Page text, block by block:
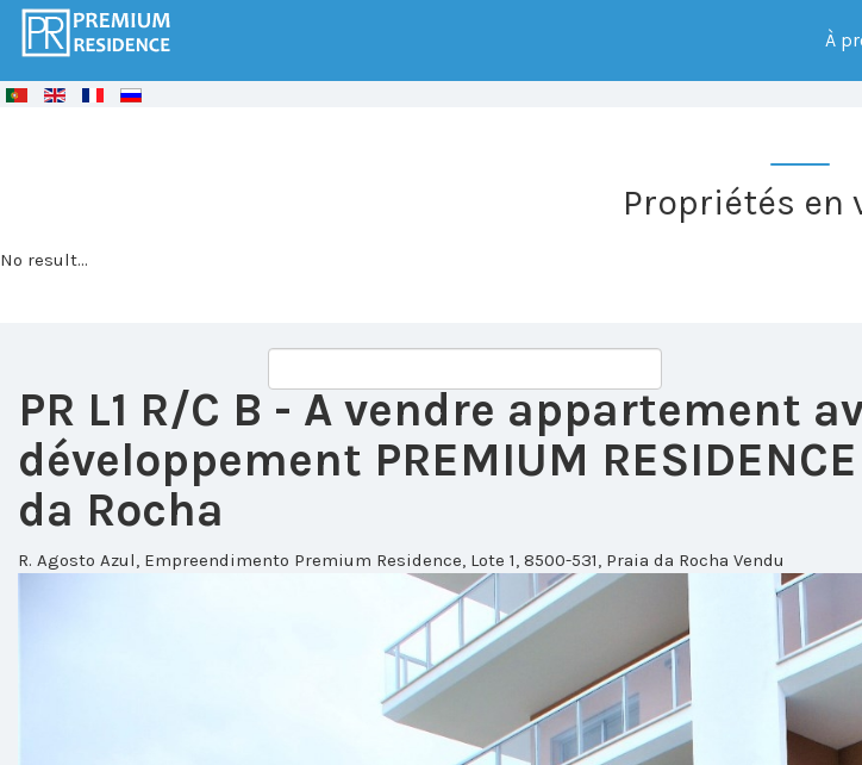
À
© FreeJoomla! 3 Modules
Propriétés en
No result...
PR L1 R/C B - A vendre appartement
développement PREMIUM
da Rocha
R. Agosto Azul, Empreendimento Premium Residence, Lote 1, 8500-531, Praia da Rocha Vendu